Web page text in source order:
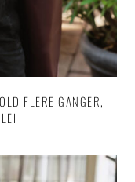
FLERE GANGER,